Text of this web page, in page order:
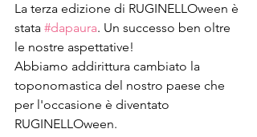
La terza edizione di RUGINELLOween è
stata #dapaura. Un successo ben oltre
le nostre aspettative!
Abbiamo addirittura cambiato la
toponomastica del nostro paese che
per l'occasione è diventato
RUGINELLOween.